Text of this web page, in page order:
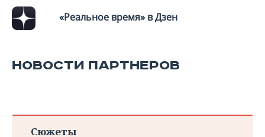
«Реальное время» в Дзен
НОВОСТИ ПАРТНЕРОВ
Сюжеты